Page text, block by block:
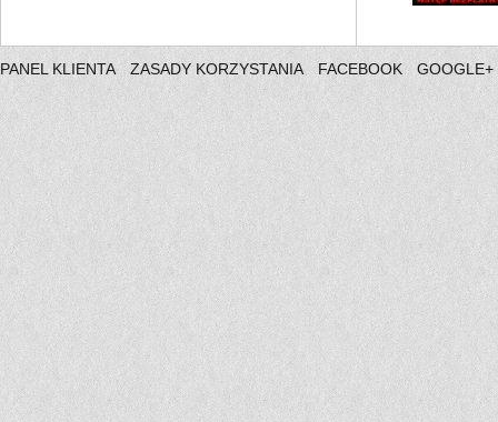
PANEL KLIENTA ZASADY KORZYSTANIA FACEBOOK GOOGLE+